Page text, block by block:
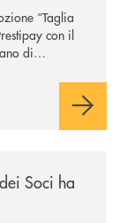
“Taglia
con il
di
Soci ha